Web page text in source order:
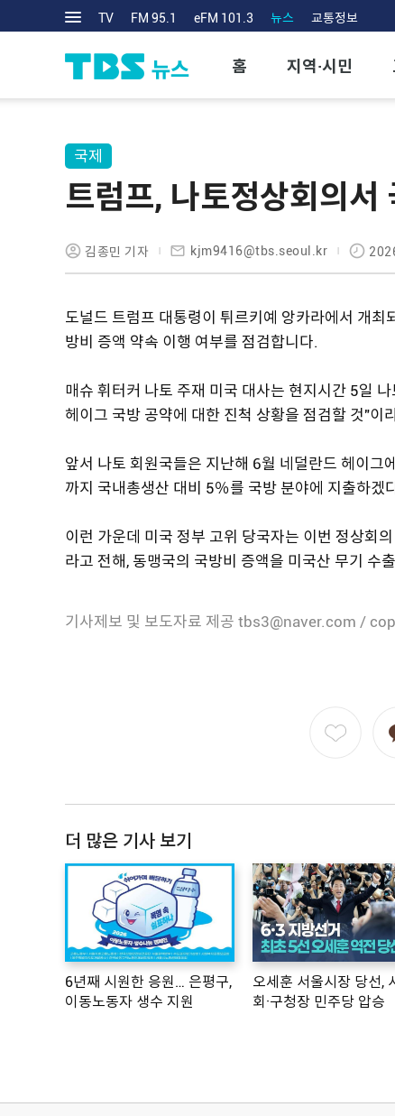
TV FM 95.1 eFM 101.3 뉴스 교통정보
홈 지역·시민
국제
트럼프, 나토정상회의
김종민 기자 kjm9416@tbs.seoul.kr
도널드 트럼프 대통령이 튀르키예 앙카라에서 개
방비 증액 약속 이행 여부를 점검합니다.
매슈 휘터커 나토 주재 미국 대사는 현지시간 5일
헤이그 국방 공약에 대한 진척 상황을 점검할 것"이
앞서 나토 회원국들은 지난해 6월 네덜란드 헤이
까지 국내총생산 대비 5％를 국방 분야에 지출하겠
이런 가운데 미국 정부 고위 당국자는 이번 정상회
라고 전해, 동맹국의 국방비 증액을 미국산 무기 수
기사제보 및 보도자료 제공 tbs3@naver.com /
더 많은 기사 보기
6년째 시원한 응원… 은평구,
이동노동자 생수 지원
오세훈 서울시장 당선,
회·구청장 민주당 압승